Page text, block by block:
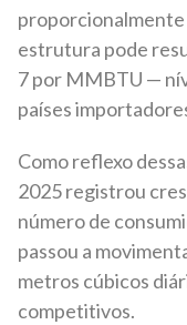
proporcionalmente
estrutura pode
7 por MMBTU —
países
Como reflexo
2025 registrou
número de
passou a
metros cúbicos
competitivos.